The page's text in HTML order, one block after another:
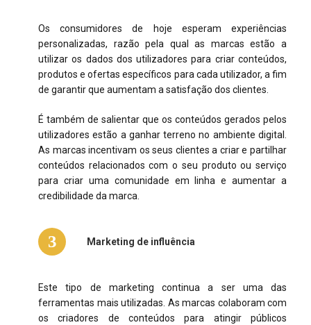
Os consumidores de hoje esperam experiências
personalizadas, razão pela qual as marcas estão a
utilizar os dados dos utilizadores para criar conteúdos,
produtos e ofertas específicos para cada utilizador, a fim
de garantir que aumentam a satisfação dos clientes.
É também de salientar que os conteúdos gerados pelos
utilizadores estão a ganhar terreno no ambiente digital.
As marcas incentivam os seus clientes a criar e partilhar
conteúdos relacionados com o seu produto ou serviço
para criar uma comunidade em linha e aumentar a
credibilidade da marca.
3 Marketing de influência
Este tipo de marketing continua a ser uma das
ferramentas mais utilizadas. As marcas colaboram com
os criadores de conteúdos para atingir públicos